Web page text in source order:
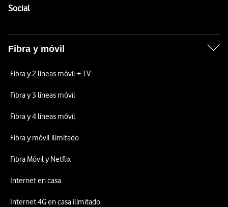
SocialEnlaces a las redes sociales de Vodafone
Fibra y móvil
Fibra y 2 líneas móvil + TV
Fibra y 3 líneas móvil
Fibra y 4 líneas móvil
Fibra y móvil ilimitado
Fibra Móvil y Netflix
Internet en casa
Internet 4G en casa ilimitado